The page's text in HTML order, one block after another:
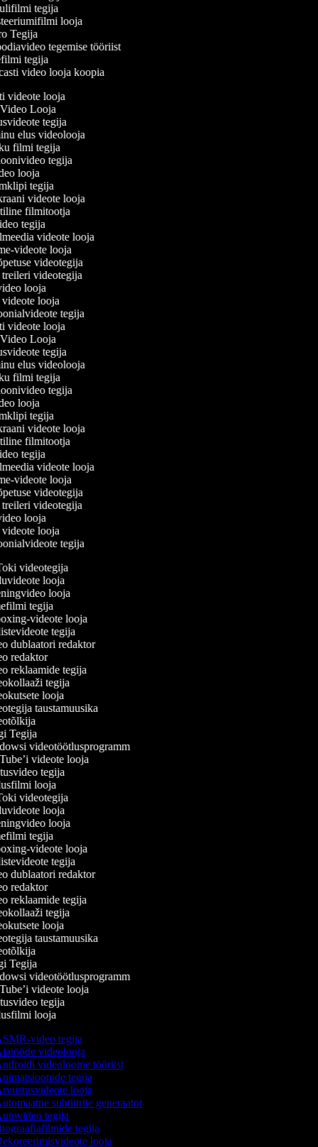
tegija
looja
Tegija
tegemise tööriist
tegija
video looja koopia
videote looja
Video Looja
tegija
elus videolooja
filmi tegija
tegija
looja
tegija
videote looja
filmitootja
tegija
videote looja
videote looja
videotegija
treileri videotegija
looja
videote looja
tegija
videote looja
Video Looja
tegija
elus videolooja
filmi tegija
tegija
looja
tegija
videote looja
filmitootja
tegija
videote looja
videote looja
videotegija
treileri videotegija
looja
videote looja
tegija
videotegija
looja
looja
tegija
videote looja
tegija
dublaatori redaktor
redaktor
reklaamide tegija
tegija
looja
taustamuusika
Tegija
videotöötlusprogramm
videote looja
tegija
looja
videotegija
looja
looja
tegija
videote looja
tegija
dublaatori redaktor
redaktor
reklaamide tegija
tegija
looja
taustamuusika
Tegija
videotöötlusprogramm
videote looja
tegija
looja
video tegija
videolooja
videoloome tööriist
tegija
looja
subtiitrite generaator
tegija
tegija
looja